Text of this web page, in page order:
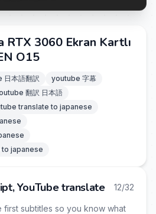
RTX 3060 Ekran Kartlı
O15
本語翻訳
youtube 字幕
翻訳 日本語
translate to japanese
japanese
YouTube translate 12/32
subtitles so you know what